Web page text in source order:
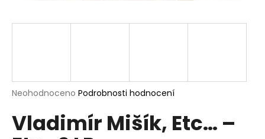
Průměrné
produktu
je
Neohodnoceno Podrobnosti hodnocení
Vladimír Mišík, Etc… –
j
?